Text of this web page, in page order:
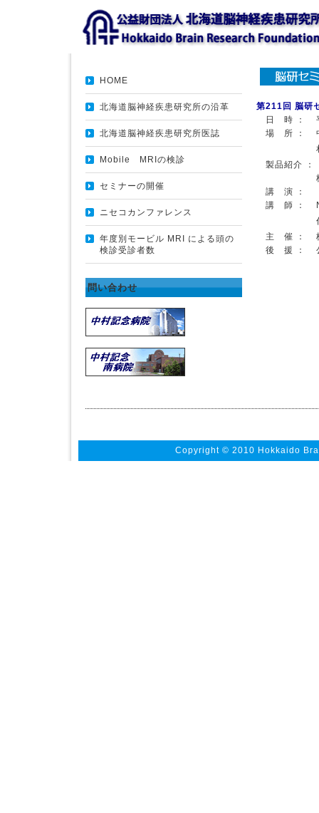
HOME
北海道脳神経疾患研究所の沿革
北海道脳神経疾患研究所医誌
Mobile MRIの検診
セミナーの開催
ニセコカンファレンス
年度別モービル MRI による頭の
検診受診者数
問い合わせ
第211回 脳研
日 時 ：
場 所 ：
製品紹介 ：
講 演 ：
講 師 ：
主 催 ：
後 援 ：
Copyright © 2010 Hokkaido